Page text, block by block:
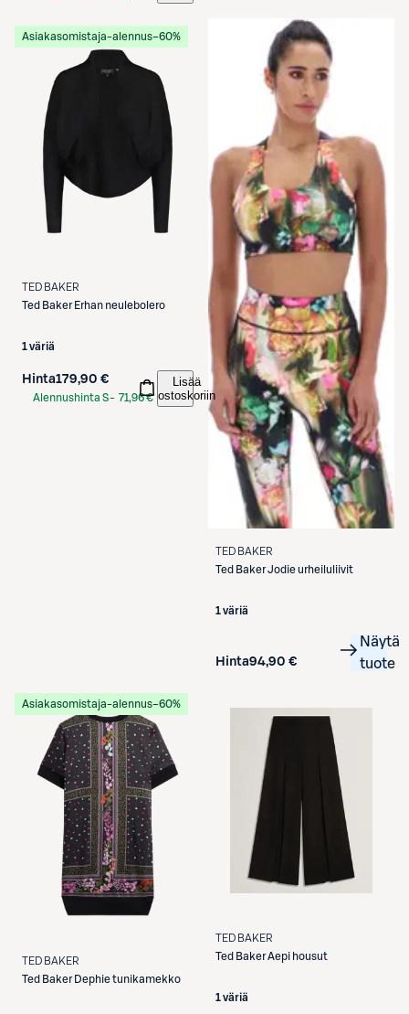
Asiakasomistaja-alennus−60%
TED BAKER
Ted Baker Erhan neulebolero
1 väriä
Hinta179,90 €
Alennushinta S- 71,96 €
Lisää
ostoskoriin
TED BAKER
Ted BakerJodie urheiluliivit
1 väriä
Hinta94,90 €
Näytä
tuote
Asiakasomistaja-alennus−60%
TED BAKER
Ted Baker Dephie tunikamekko
TED BAKER
Ted BakerAepi housut
1 väriä